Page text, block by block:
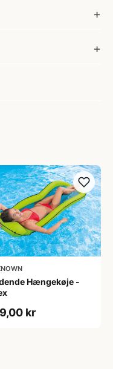
Hængekøje -
kr